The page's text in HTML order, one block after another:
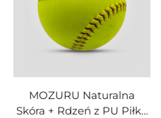
MOZURU Naturalna
Skóra + Rdzeń z PU Piłka